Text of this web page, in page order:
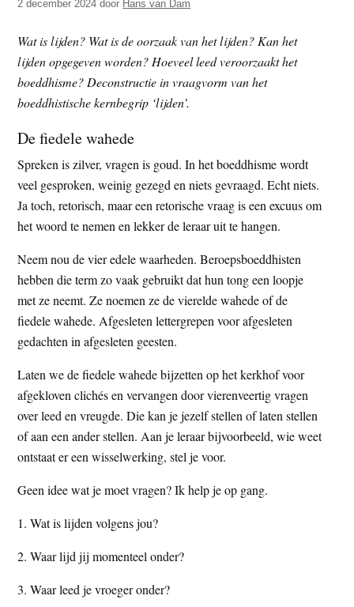
e
s
i
t
e
2 december 2024 door Hans van Dam
Wat is lijden? Wat is de oorzaak van het lijden? Kan het
lijden opgegeven worden? Hoeveel leed veroorzaakt het
boeddhisme? Deconstructie in vraagvorm van het
boeddhistische kernbegrip ‘lijden’.
De fiedele wahede
Spreken is zilver, vragen is goud. In het boeddhisme wordt
veel gesproken, weinig gezegd en niets gevraagd. Echt niets.
Ja toch, retorisch, maar een retorische vraag is een excuus om
het woord te nemen en lekker de leraar uit te hangen.
Neem nou de vier edele waarheden. Beroepsboeddhisten
hebben die term zo vaak gebruikt dat hun tong een loopje
met ze neemt. Ze noemen ze de vierelde wahede of de
fiedele wahede. Afgesleten lettergrepen voor afgesleten
gedachten in afgesleten geesten.
Laten we de fiedele wahede bijzetten op het kerkhof voor
afgekloven clichés en vervangen door vierenveertig vragen
over leed en vreugde. Die kan je jezelf stellen of laten stellen
of aan een ander stellen. Aan je leraar bijvoorbeeld, wie weet
ontstaat er een wisselwerking, stel je voor.
Geen idee wat je moet vragen? Ik help je op gang.
1. Wat is lijden volgens jou?
2. Waar lijd jij momenteel onder?
3. Waar leed je vroeger onder?